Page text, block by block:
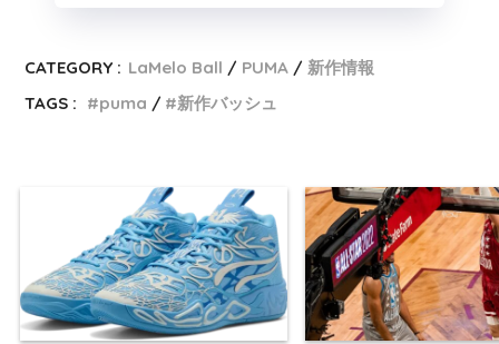
CATEGORY : LaMelo Ball PUMA
新作情報
TAGS :
puma 新作バッシュ